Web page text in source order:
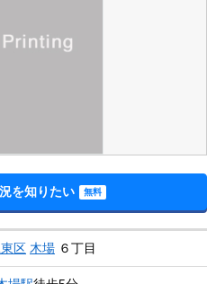
を知りたい
区 木場 ６丁目